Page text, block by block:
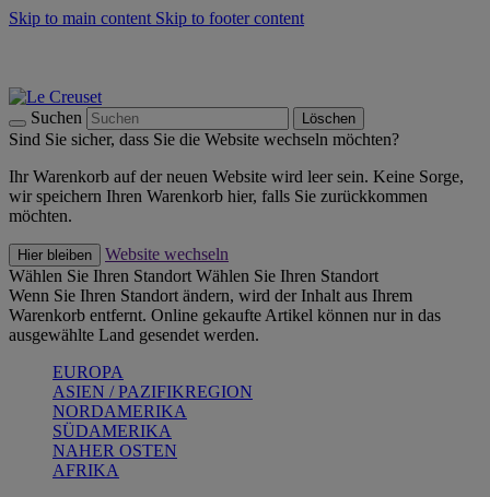
Skip to main content Skip to footer content
Suchen Löschen
Sind Sie sicher, dass Sie die Website wechseln möchten?
Ihr Warenkorb auf der neuen Website wird leer sein. Keine Sorge,
wir speichern Ihren Warenkorb hier, falls Sie zurückkommen
möchten.
Hier bleiben
Website wechseln
Wählen Sie Ihren Standort Wählen Sie Ihren Standort
Wenn Sie Ihren Standort ändern, wird der Inhalt aus Ihrem
Warenkorb entfernt. Online gekaufte Artikel können nur in das
ausgewählte Land gesendet werden.
EUROPA
ASIEN / PAZIFIKREGION
NORDAMERIKA
SÜDAMERIKA
NAHER OSTEN
AFRIKA